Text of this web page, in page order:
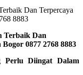
Terbaik Dan
0877 2768 8883
Perlu Diingat Dalam